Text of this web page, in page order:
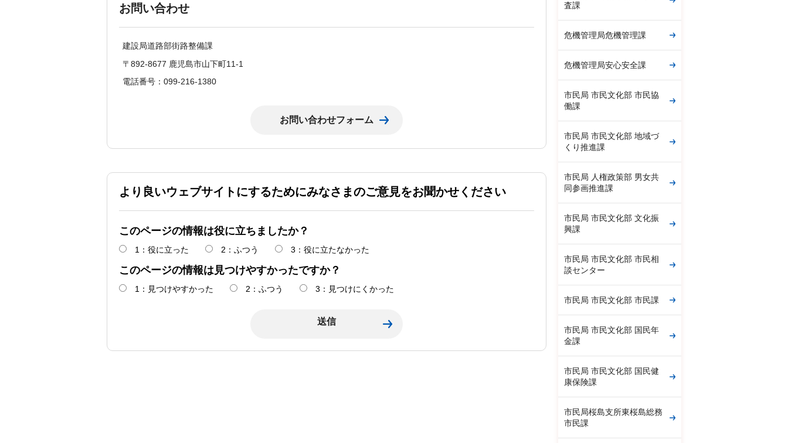
お問い合わせ
建設局道路部街路整備課
〒892-8677 鹿児島市山下町11-1
電話番号：099-216-1380
より良いウェブサイトにするためにみなさまのご意見をお聞かせください
このページの情報は役に立ちましたか？
1：役に立った 2：ふつう 3：役に立たなかった
このページの情報は見つけやすかったですか？
1：見つけやすかった 2：ふつう 3：見つけにくかった
査課
危機管理局危機管理課
危機管理局安心安全課
市民局 市民文化部 市民協
働課
市民局 市民文化部 地域づ
くり推進課
市民局 人権政策部 男女共
同参画推進課
市民局 市民文化部 文化振
興課
市民局 市民文化部 市民相
談センター
市民局 市民文化部 市民課
市民局 市民文化部 国民年
金課
市民局 市民文化部 国民健
康保険課
市民局桜島支所東桜島総務
市民課